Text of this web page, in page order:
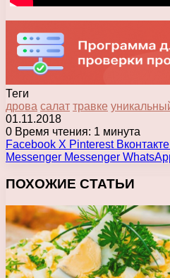
Теги
дрова салат травке
01.11.2018
0 Время чтения: 1 минута
Facebook X Pinterest Вконтакте
Messenger Messenger
ПОХОЖИЕ СТАТЬИ